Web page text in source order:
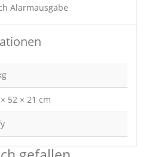
Alarmausgabe
52 × 21 cm